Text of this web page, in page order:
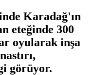
Karadağ'ın
eteğinde 300
oyularak inşa
görüyor.